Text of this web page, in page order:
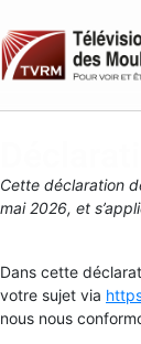
Cette déclaration
mai 2026, et
Dans cette
votre sujet via
nous nous